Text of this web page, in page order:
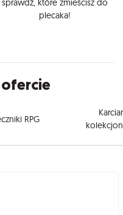
sprawdź, które zmieścisz do
plecaka!
RPG